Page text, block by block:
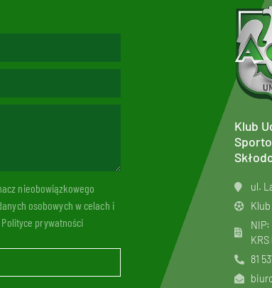
nieobowiązkowego
osobowych w celach i
prywatności
Klub
ul.
NIP:
KRS
81